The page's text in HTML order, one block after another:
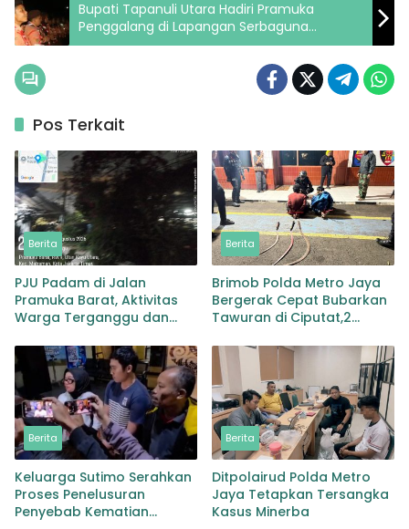
Bupati Tapanuli Utara Hadiri Pramuka
Penggalang di Lapangan Serbaguna
Sekaligus Beri Motivasi
Pos Terkait
Berita
PJU Padam di Jalan
Pramuka Barat, Aktivitas
Warga Terganggu dan
Kondisi Gelap
Berita
Brimob Polda Metro Jaya
Bergerak Cepat Bubarkan
Tawuran di Ciputat,2
Diamankan
Berita
Keluarga Sutimo Serahkan
Proses Penelusuran
Penyebab Kematian
Berita
Ditpolairud Polda Metro
Jaya Tetapkan Tersangka
Kasus Minerba